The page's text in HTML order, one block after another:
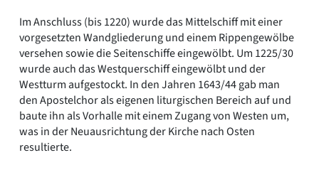
Im Anschluss (bis 1220) wurde das Mittelschiff mit einer
vorgesetzten Wandgliederung und einem Rippengewölbe
versehen sowie die Seitenschiffe eingewölbt. Um 1225/30
wurde auch das Westquerschiff eingewölbt und der
Westturm aufgestockt. In den Jahren 1643/44 gab man
den Apostelchor als eigenen liturgischen Bereich auf und
baute ihn als Vorhalle mit einem Zugang von Westen um,
was in der Neuausrichtung der Kirche nach Osten
resultierte.